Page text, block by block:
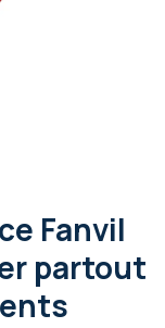
Fanvil
partout